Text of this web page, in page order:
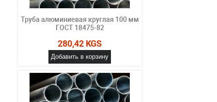
Труба алюминиевая круглая 100 мм
ГОСТ 18475-82
280,42 KGS
Добавить в корзину